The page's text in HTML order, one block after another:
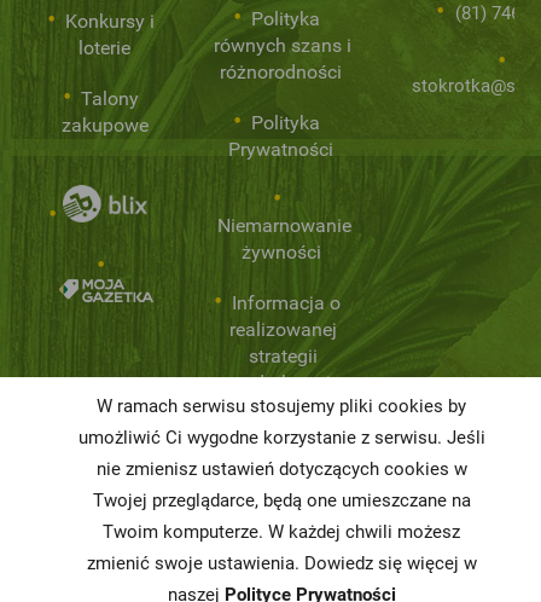
Konkursy i
loterie
Talony
zakupowe
Polityka
równych szans i
różnorodności
Polityka
Prywatności
Niemarnowanie
żywności
Informacja o
realizowanej
strategii
podatkowej
Karty
charakterystyki
Butelkomaty
(81) 746
W ramach serwisu stosujemy pliki cookies by
umożliwić Ci wygodne korzystanie z serwisu. Jeśli
nie zmienisz ustawień dotyczących cookies w
Twojej przeglądarce, będą one umieszczane na
Twoim komputerze. W każdej chwili możesz
zmienić swoje ustawienia. Dowiedz się więcej w
naszej Polityce Prywatności